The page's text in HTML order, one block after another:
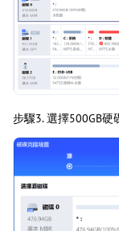
步驟3. 選擇500GB硬